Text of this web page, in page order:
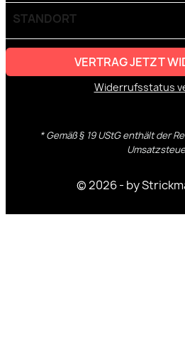
STANDORT
VERTRAG JETZT
Widerrufsstatus
* Gemäß § 19 UStG enthält der
© 2026 - by